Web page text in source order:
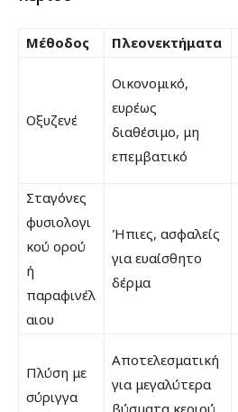
Μέθοδος Πλεονεκτήματα
Οξυζενέ
Οικονομικό,
ευρέως
διαθέσιμο, μη
επεμβατικό
Σταγόνες
φυσιολογι
κού ορού
ή
παραφινέλ
αιου
Ήπιες, ασφαλείς
για ευαίσθητο
δέρμα
Πλύση με
σύριγγα
Αποτελεσματική
για μεγαλύτερα
βύσματα κεριού